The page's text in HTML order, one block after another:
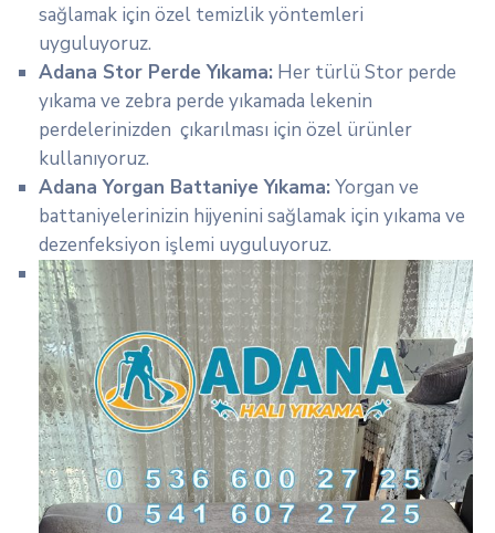
sağlamak için özel temizlik yöntemleri
uyguluyoruz.
Adana Stor Perde Yıkama: Her türlü Stor perde
yıkama ve zebra perde yıkamada lekenin
perdelerinizden çıkarılması için özel ürünler
kullanıyoruz.
Adana Yorgan Battaniye Yıkama: Yorgan ve
battaniyelerinizin hijyenini sağlamak için yıkama ve
dezenfeksiyon işlemi uyguluyoruz.